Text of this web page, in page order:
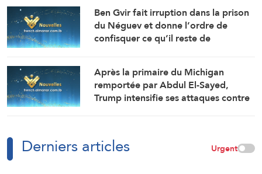
Ben Gvir fait irruption dans la prison
du Néguev et donne l’ordre de
confisquer ce qu’il reste de
d’information des prisonniers
palestiniens)
Après la primaire du Michigan
remportée par Abdul El-Sayed,
Trump intensifie ses attaques contre
Derniers articles Urgent